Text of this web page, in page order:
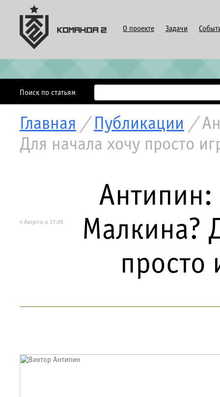
О проекте Задачи
Поиск по статьям
Главная / Публикации /
Для начала хочу просто
4 Августа, в 17:26
Антипин:
Малкина?
просто